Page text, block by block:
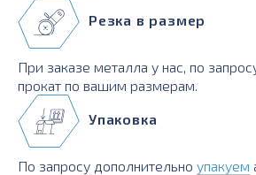
Резка в размер
При заказе металла у нас, по
прокат по вашим размерам.
Упаковка
По запросу дополнительно упакуем